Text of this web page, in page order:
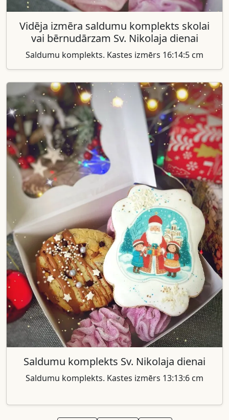
Vidēja izmēra saldumu komplekts skolai
vai bērnudārzam Sv. Nikolaja dienai
Saldumu komplekts. Kastes izmērs 16:14:5 cm
Saldumu komplekts Sv. Nikolaja dienai
Saldumu komplekts. Kastes izmērs 13:13:6 cm